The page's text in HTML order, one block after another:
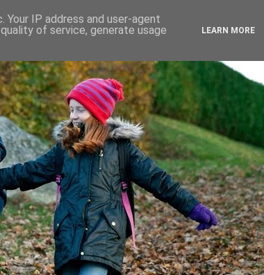
IP address and user-agent
of service, generate usage
LEARN MORE